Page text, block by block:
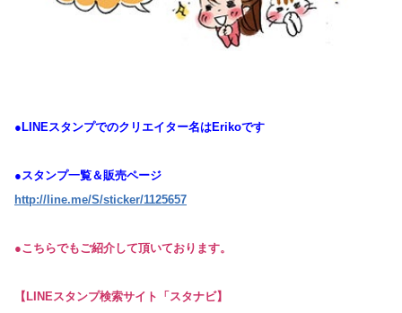
●LINEスタンプでのクリエイター名はErikoです
●スタンプ一覧＆販売ページ
http://line.me/S/sticker/1125657
●こちらでもご紹介して頂いております。
【LINEスタンプ検索サイト「スタナビ】